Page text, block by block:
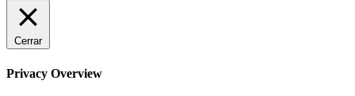
Cerrar
Privacy Overview